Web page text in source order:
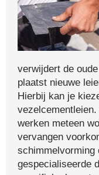
verwijdert de
plaatst nieuwe
Hierbij kan je
werken meteen
vervangen
schimmelvorming
gespecialiseerde